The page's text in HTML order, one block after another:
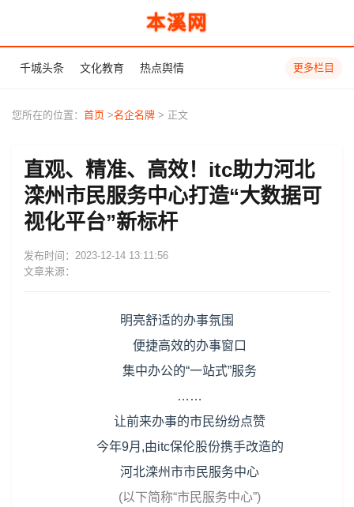
本溪网
千城头条 文化教育 热点舆情 更多栏目
您所在的位置： 首页 >名企名牌 > 正文
直观、精准、高效！itc助力河北
滦州市民服务中心打造“大数据可
视化平台”新标杆
发布时间：2023-12-14 13:11:56
文章来源：
明亮舒适的办事氛围
便捷高效的办事窗口
集中办公的“一站式”服务
……
让前来办事的市民纷纷点赞
今年9月,由itc保伦股份携手改造的
河北滦州市市民服务中心
(以下简称“市民服务中心”)